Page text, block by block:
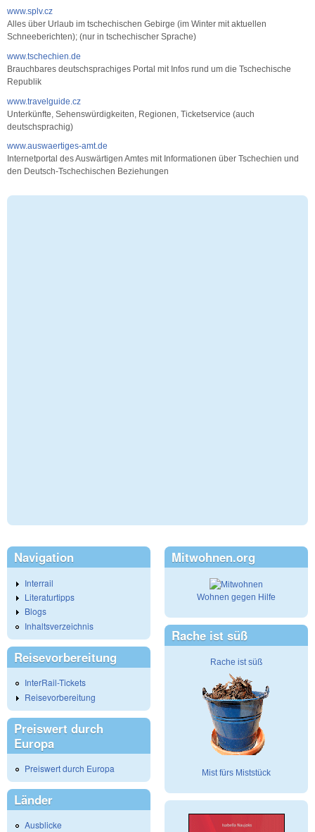
www.splv.cz
Alles über Urlaub im tschechischen Gebirge (im Winter mit aktuellen
Schneeberichten); (nur in tschechischer Sprache)
www.tschechien.de
Brauchbares deutschsprachiges Portal mit Infos rund um die Tschechische
Republik
www.travelguide.cz
Unterkünfte, Sehenswürdigkeiten, Regionen, Ticketservice (auch
deutschsprachig)
www.auswaertiges-amt.de
Internetportal des Auswärtigen Amtes mit Informationen über Tschechien und
den Deutsch-Tschechischen Beziehungen
Navigation
Interrail
Literaturtipps
Blogs
Inhaltsverzeichnis
Reisevorbereitung
InterRail-Tickets
Reisevorbereitung
Preiswert durch
Europa
Preiswert durch Europa
Länder
Ausblicke
Mitwohnen.org
Wohnen gegen Hilfe
Rache ist süß
Rache ist süß
Mist fürs Miststück